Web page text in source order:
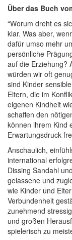
Über das Buch
“Worum dreht es
klar. Was aber,
dafür umso mehr
persönliche
auf die Erziehung?
würden wir oft
sind Kinder
Eltern, die im
eigenen Kindheit
schaffen den
können ihrem Kind
Erwartungsdruck
Anschaulich,
international
Dissing Sandahl
gelassene und
wie Kinder und
Verbundenheit
zunehmend
und großen
spielerisch zu